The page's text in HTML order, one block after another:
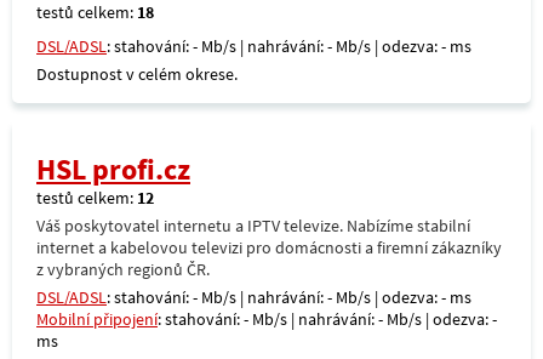
testů celkem: 18
DSL/ADSL: stahování: - Mb/s | nahrávání: - Mb/s | odezva: - ms
Dostupnost v celém okrese.
HSL profi.cz
testů celkem: 12
Váš poskytovatel internetu a IPTV televize. Nabízíme stabilní
internet a kabelovou televizi pro domácnosti a firemní zákazníky
z vybraných regionů ČR.
DSL/ADSL: stahování: - Mb/s | nahrávání: - Mb/s | odezva: - ms
Mobilní připojení: stahování: - Mb/s | nahrávání: - Mb/s | odezva: -
ms